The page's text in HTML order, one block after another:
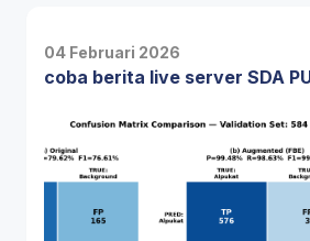
04 Februari 2026
coba berita live server SDA